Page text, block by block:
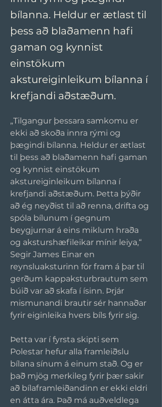
bílanna. Heldur er ætlast til
þess að blaðamenn hafi
gaman og kynnist
einstökum
akstureiginleikum bílanna í
krefjandi aðstæðum.
„Tilgangur þessara samkomu er
ekki að skoða innra rými og
þægindi bílanna. Heldur er ætlast
til þess að blaðamenn hafi gaman
og kynnist einstökum
akstureiginleikum bílanna í
krefjandi aðstæðum. Þetta þýðir
að ég neyðist til að renna, drifta og
spóla bílunum í gegnum
beygjurnar á eins miklum hraða
og aksturshæfileikar mínir leiya,“
Segir James Einar en
reynsluaksturinn fór fram á þar til
gerðum kappaksturbrautum sem
búið var að skafa í ísinn. Þrjár
mismunandi brautir sér hannaðar
fyrir eiginleika hvers bíls fyrir sig.
Þetta var í fyrsta skipti sem
Polestar hefur alla framleiðslu
bílana sínum á einum stað. Og er
það mjög merkileg fyrir þær sakir
að bílaframleiðandinn er ekki eldri
en átta ára. Það má auðveldlega